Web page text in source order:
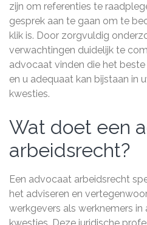
zijn om referenties te
gesprek aan te gaan om te
klik is. Door zorgvuldig
verwachtingen duidelijk te
advocaat vinden die het
en u adequaat kan bijstaan in
kwesties.
Wat doet een
arbeidsrecht?
Een advocaat arbeidsrecht
het adviseren en
werkgevers als werknemers